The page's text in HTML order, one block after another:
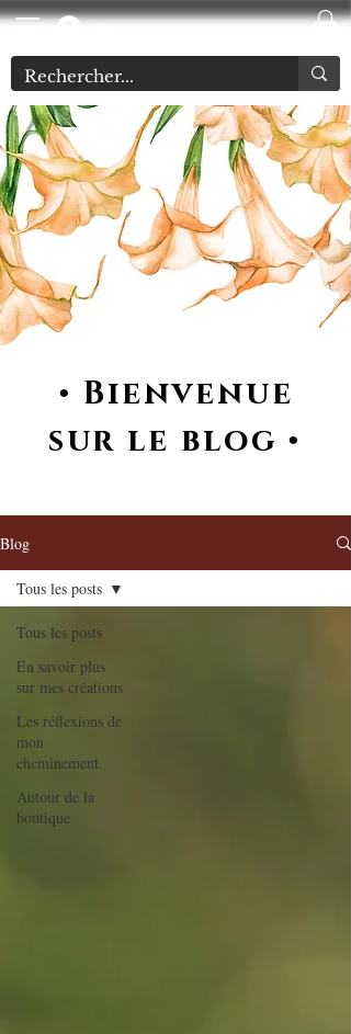
Se connecter
• Bienvenue
sur le blog •
Blog
Tous les posts
En savoir plus
sur mes créations
Les réflexions de
mon
cheminement
Autour de la
boutique
Tous les posts